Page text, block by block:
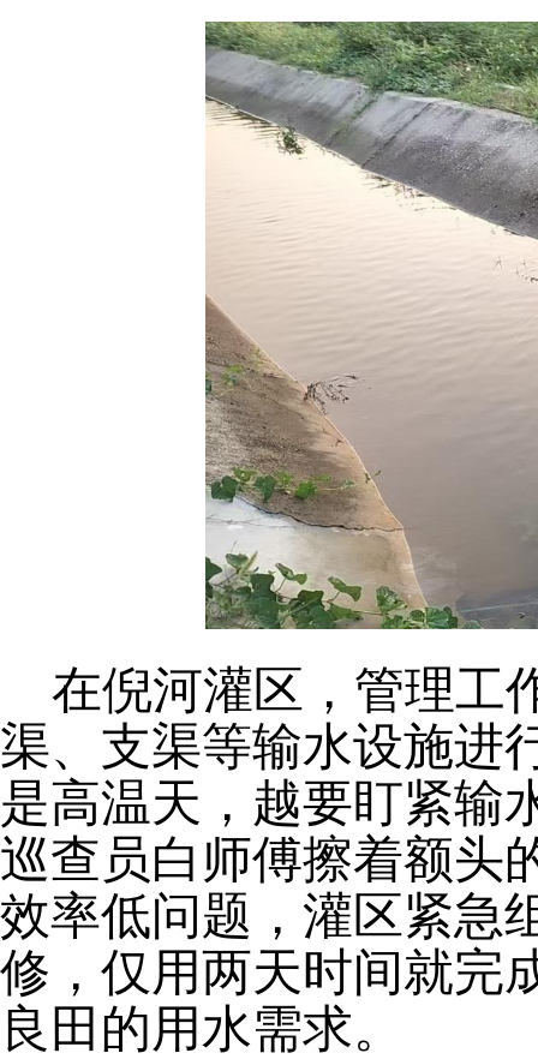
在倪河灌区，管理工
渠、支渠等输水设施进
是高温天，越要盯紧输
巡查员白师傅擦着额头
效率低问题，灌区紧急
修，仅用两天时间就完
良田的用水需求。